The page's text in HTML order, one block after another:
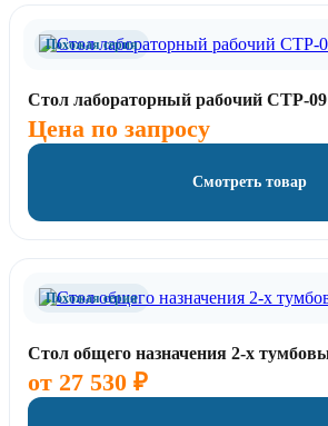
Похожая серия
Стол лабораторный рабочий СТР-09
Цена по запросу
Смотреть товар
Похожая серия
от 27 530 ₽